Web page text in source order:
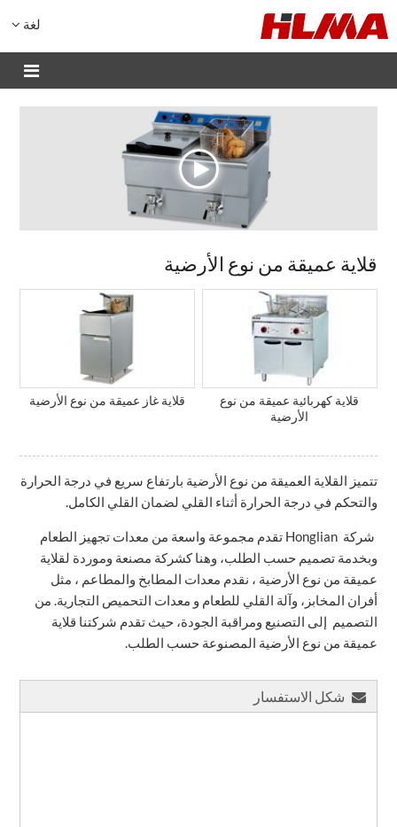
لغة
قلاية عميقة من نوع الأرضية
قلاية كهربائية عميقة من نوع
الأرضية
قلاية غاز عميقة من نوع الأرضية
تتميز القلاية العميقة من نوع الأرضية بارتفاع سريع في درجة الحرارة
والتحكم في درجة الحرارة أثناء القلي لضمان القلي الكامل.
شركة Honglian تقدم مجموعة واسعة من معدات تجهيز الطعام
وبخدمة تصميم حسب الطلب، وهنا كشركة مصنعة وموردة لقلاية
عميقة من نوع الأرضية ، نقدم معدات المطابخ والمطاعم ، مثل
أفران المخابز، وآلة القلي للطعام و معدات التحميص التجارية. من
التصميم إلى التصنيع ومراقبة الجودة، حيث تقدم شركتنا قلاية
عميقة من نوع الأرضية المصنوعة حسب الطلب.
شكل الاستفسار